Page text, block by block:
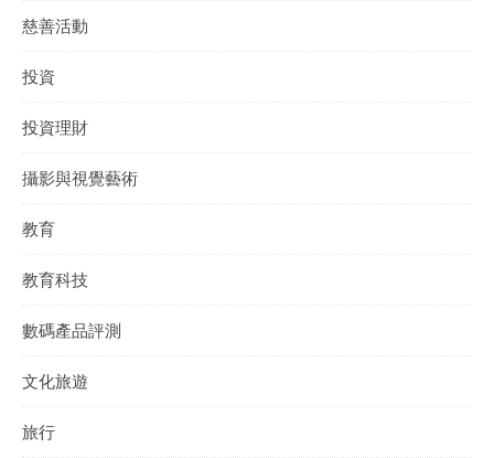
慈善活動
投資
投資理財
攝影與視覺藝術
教育
教育科技
數碼產品評測
文化旅遊
旅行